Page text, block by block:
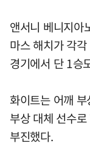
앤서니 베니지아
마스 해치가 각
경기에서 단 1승
화이트는 어깨
부상 대체 선수
부진했다.